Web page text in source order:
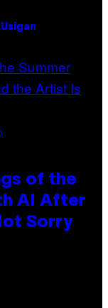
of the
AI After
Sorry